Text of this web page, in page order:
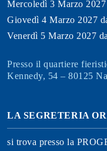
Mercoledì 3 Marzo
Giovedì 4 Marzo 2027
Venerdì 5 Marzo 2027
Presso il quartiere
Kennedy, 54 – 80125
LA SEGRETERIA
si trova presso la